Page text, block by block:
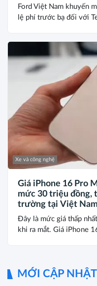
Ford Việt Nam khuyến
lệ phí trước bạ đối với
Xe và công nghệ
Giá iPhone 16 Pro
mức 30 triệu đồng,
trường tại Việt Nam
Đây là mức giá thấp
khi ra mắt. Giá iPhone
MỚI CẬP NHẬT